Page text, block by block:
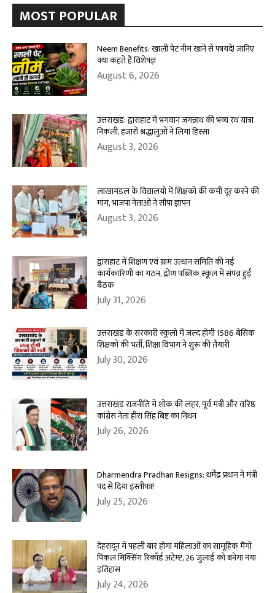
MOST POPULAR
Neem Benefits: खाली पेट नीम खाने से फायदे! जानिए
क्या कहते हैं विशेषज्ञ
August 6, 2026
उत्तराखंड: द्वाराहाट में भगवान जगन्नाथ की भव्य रथ यात्रा
निकली, हजारों श्रद्धालुओं ने लिया हिस्सा
August 3, 2026
लाखामंडल के विद्यालयों में शिक्षकों की कमी दूर करने की
मांग, भाजपा नेताओं ने सौंपा ज्ञापन
August 3, 2026
द्वाराहाट में शिक्षण एवं ग्राम उत्थान समिति की नई
कार्यकारिणी का गठन, द्रोण पब्लिक स्कूल में संपन्न हुई
बैठक
July 31, 2026
उत्तराखंड के सरकारी स्कूलों में जल्द होगी 1586 बेसिक
शिक्षकों की भर्ती, शिक्षा विभाग ने शुरू की तैयारी
July 30, 2026
उत्तराखंड राजनीति में शोक की लहर, पूर्व मंत्री और वरिष्ठ
कांग्रेस नेता हीरा सिंह बिष्ट का निधन
July 26, 2026
Dharmendra Pradhan Resigns: धर्मेंद्र प्रधान ने मंत्री
पद से दिया इस्तीफा!
July 25, 2026
देहरादून में पहली बार होगा महिलाओं का सामूहिक मैंगो
पिकल मिक्सिंग रिकॉर्ड अटेम्प्ट, 26 जुलाई को बनेगा नया
इतिहास
July 24, 2026